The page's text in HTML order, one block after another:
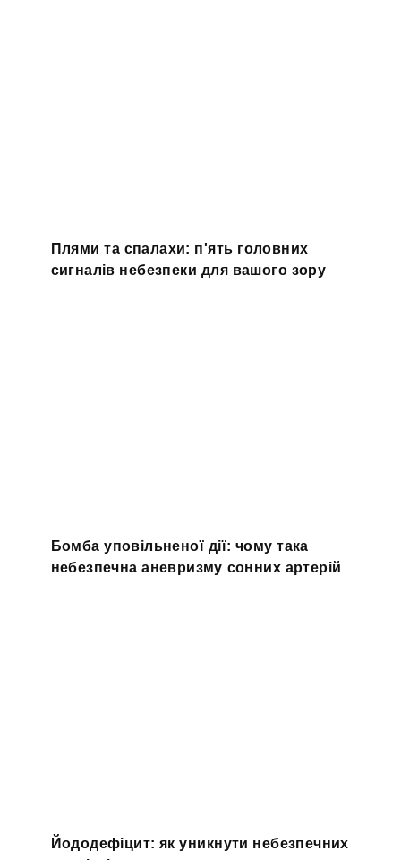
Плями та спалахи: п'ять головних
сигналів небезпеки для вашого зору
Бомба уповільненої дії: чому така
небезпечна аневризму сонних артерій
Йододефіцит: як уникнути небезпечних